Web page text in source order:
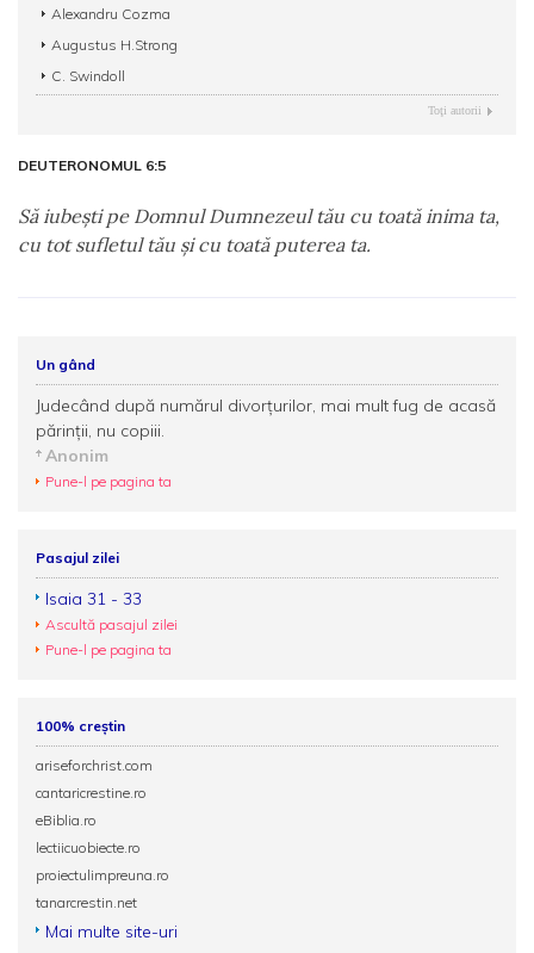
Alexandru Cozma
Augustus H.Strong
C. Swindoll
Toţi autorii
DEUTERONOMUL 6:5
Să iubeşti pe Domnul Dumnezeul tău cu toată inima ta,
cu tot sufletul tău şi cu toată puterea ta.
Un gând
Judecând după numărul divorţurilor, mai mult fug de acasă
părinţii, nu copiii.
Anonim
Pune-l pe pagina ta
Pasajul zilei
Isaia 31 - 33
Ascultă pasajul zilei
Pune-l pe pagina ta
100% creștin
ariseforchrist.com
cantaricrestine.ro
eBiblia.ro
lectiicuobiecte.ro
proiectulimpreuna.ro
tanarcrestin.net
Mai multe site-uri